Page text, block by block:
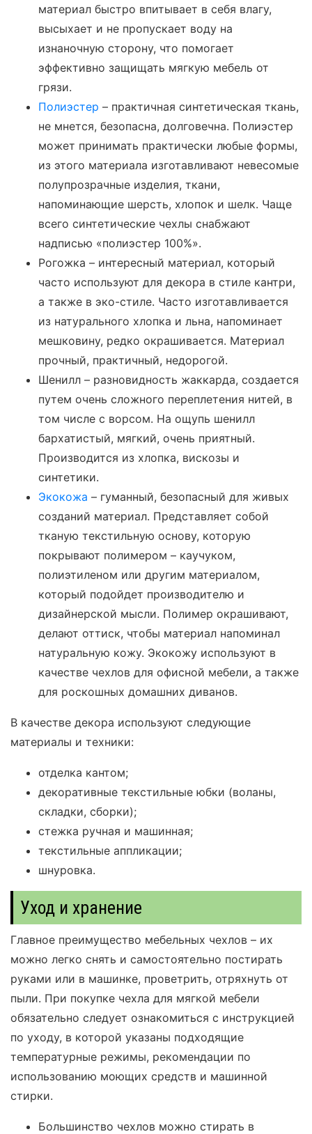
материал быстро впитывает в себя влагу,
высыхает и не пропускает воду на
изнаночную сторону, что помогает
эффективно защищать мягкую мебель от
грязи.
Полиэстер – практичная синтетическая ткань,
не мнется, безопасна, долговечна. Полиэстер
может принимать практически любые формы,
из этого материала изготавливают невесомые
полупрозрачные изделия, ткани,
напоминающие шерсть, хлопок и шелк. Чаще
всего синтетические чехлы снабжают
надписью «полиэстер 100%».
Рогожка – интересный материал, который
часто используют для декора в стиле кантри,
а также в эко-стиле. Часто изготавливается
из натурального хлопка и льна, напоминает
мешковину, редко окрашивается. Материал
прочный, практичный, недорогой.
Шенилл – разновидность жаккарда, создается
путем очень сложного переплетения нитей, в
том числе с ворсом. На ощупь шенилл
бархатистый, мягкий, очень приятный.
Производится из хлопка, вискозы и
синтетики.
Экокожа – гуманный, безопасный для живых
созданий материал. Представляет собой
тканую текстильную основу, которую
покрывают полимером – каучуком,
полиэтиленом или другим материалом,
который подойдет производителю и
дизайнерской мысли. Полимер окрашивают,
делают оттиск, чтобы материал напоминал
натуральную кожу. Экокожу используют в
качестве чехлов для офисной мебели, а также
для роскошных домашних диванов.
В качестве декора используют следующие
материалы и техники:
отделка кантом;
декоративные текстильные юбки (воланы,
складки, сборки);
стежка ручная и машинная;
текстильные аппликации;
шнуровка.
Уход и хранение
Главное преимущество мебельных чехлов – их
можно легко снять и самостоятельно постирать
руками или в машинке, проветрить, отряхнуть от
пыли. При покупке чехла для мягкой мебели
обязательно следует ознакомиться с инструкцией
по уходу, в которой указаны подходящие
температурные режимы, рекомендации по
использованию моющих средств и машинной
стирки.
Большинство чехлов можно стирать в